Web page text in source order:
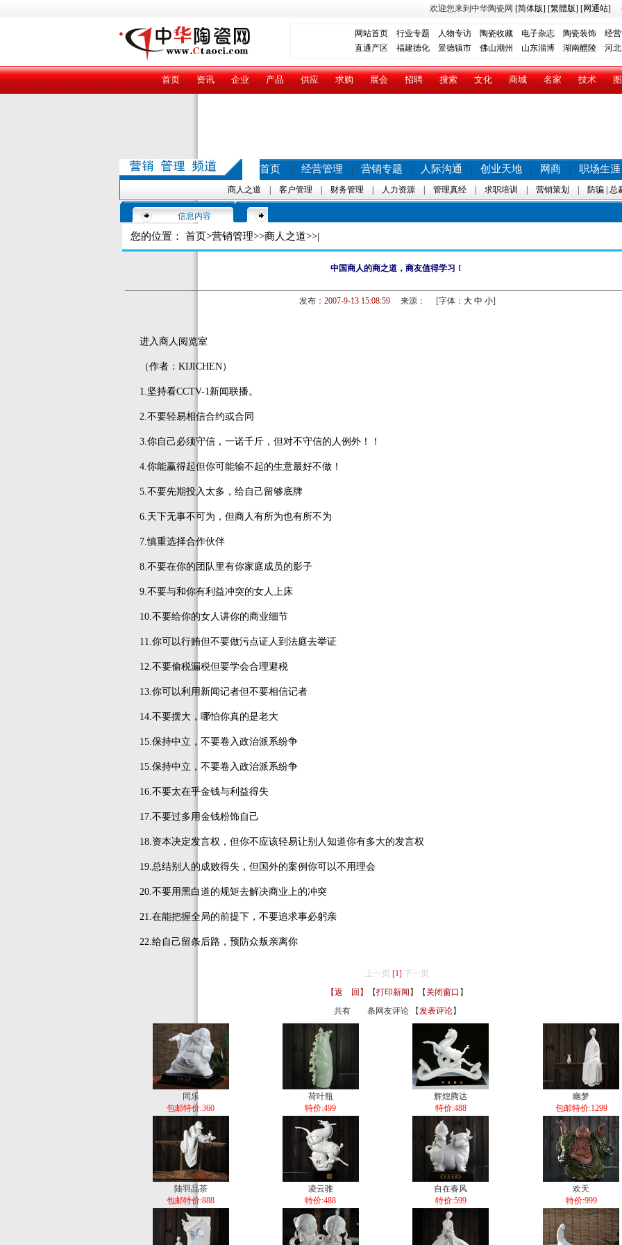
欢迎您来到中华陶瓷网 [简体版] [繁體版] [网通站]
网站首页 行业专题 人物专访 陶瓷收藏 电子杂志 陶瓷装饰
经
直通产区 福建德化 景德镇市 佛山潮州 山东淄博 湖南醴陵 河
首页 资讯 企业 产品 供应 求购 展会 招聘 搜索 文化 商城 名家 技术
首页 经营管理 营销专题 人际沟通 创业天地 网商 职场生涯
商人之道 客户管理 财务管理 人力资源 管理真经 求职培训 营销策划 防骗 总
信息内容
您的位置： 首页>营销管理>>商人之道>>|
中国商人的商之道，商友值得学习！
发布： 2007-9-13 15:08:59来源： [字体： 大 中 小]
进入商人阅览室
（作者：KIJICHEN）
1.坚持看CCTV-1新闻联播。
2.不要轻易相信合约或合同
3.你自己必须守信，一诺千斤，但对不守信的人例外！！
4.你能赢得起但你可能输不起的生意最好不做！
5.不要先期投入太多，给自己留够底牌
6.天下无事不可为，但商人有所为也有所不为
7.慎重选择合作伙伴
8.不要在你的团队里有你家庭成员的影子
9.不要与和你有利益冲突的女人上床
10.不要给你的女人讲你的商业细节
11.你可以行贿但不要做污点证人到法庭去举证
12.不要偷税漏税但要学会合理避税
13.你可以利用新闻记者但不要相信记者
14.不要摆大，哪怕你真的是老大
15.保持中立，不要卷入政治派系纷争
15.保持中立，不要卷入政治派系纷争
16.不要太在乎金钱与利益得失
17.不要过多用金钱粉饰自己
18.资本决定发言权，但你不应该轻易让别人知道你有多大的发言权
19.总结别人的成败得失，但国外的案例你可以不用理会
20.不要用黑白道的规矩去解决商业上的冲突
21.在能把握全局的前提下，不要追求事必躬亲
22.给自己留条后路，预防众叛亲离你
上一页 [1] 下一页
【返 回】
【打印新闻 】【 关闭窗口 】
共有
条网友评论 【发表评论】
同乐
包邮特价:360
荷叶瓶
特价:499
辉煌腾达
特价:488
幽梦
包邮特价:1299
陆羽品茶
包邮特价:888
凌云骓
特价:488
自在春风
特价:599
欢天
特价:999